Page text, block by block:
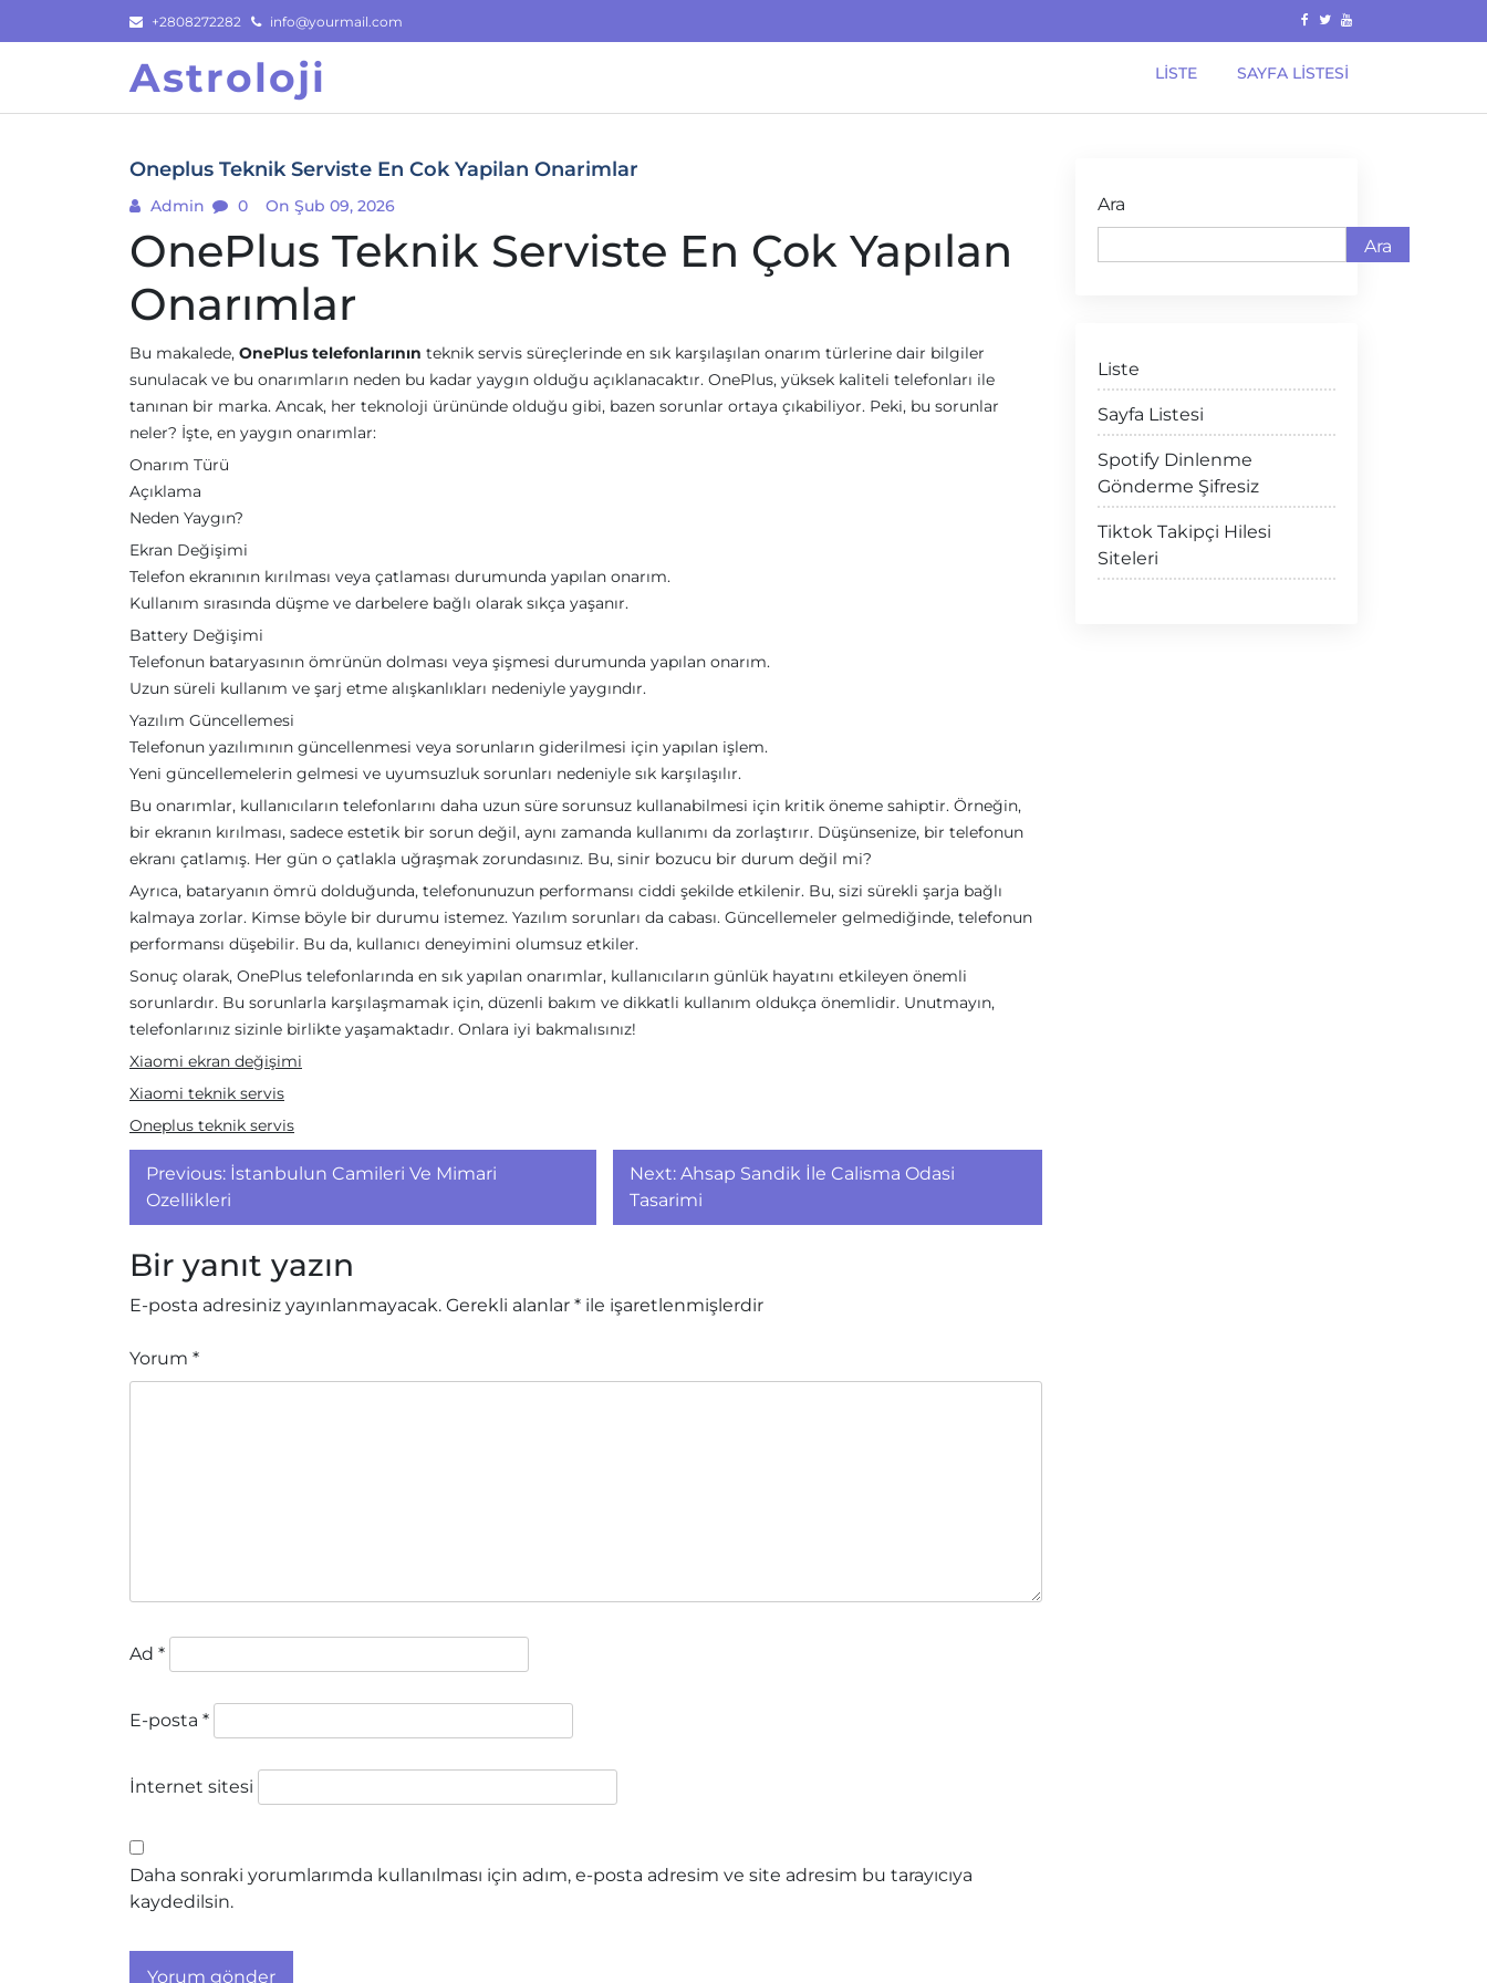
to
+2808272282 info@yourmail.com
Astroloji LISTE SAYFA LISTESI
Oneplus Teknik Serviste En Cok Yapilan Onarimlar
Admin 0 On Şub 09, 2026
OnePlus Teknik Serviste En Çok Yapılan
Onarımlar
Bu makalede, OnePlus telefonlarının teknik servis süreçlerinde en sık karşılaşılan onarım türlerine dair bilgiler
sunulacak ve bu onarımların neden bu kadar yaygın olduğu açıklanacaktır. OnePlus, yüksek kaliteli telefonları ile
tanınan bir marka. Ancak, her teknoloji ürününde olduğu gibi, bazen sorunlar ortaya çıkabiliyor. Peki, bu sorunlar
neler? İşte, en yaygın onarımlar:
Onarım Türü
Açıklama
Neden Yaygın?
Ekran Değişimi
Telefon ekranının kırılması veya çatlaması durumunda yapılan onarım.
Kullanım sırasında düşme ve darbelere bağlı olarak sıkça yaşanır.
Battery Değişimi
Telefonun bataryasının ömrünün dolması veya şişmesi durumunda yapılan onarım.
Uzun süreli kullanım ve şarj etme alışkanlıkları nedeniyle yaygındır.
Yazılım Güncellemesi
Telefonun yazılımının güncellenmesi veya sorunların giderilmesi için yapılan işlem.
Yeni güncellemelerin gelmesi ve uyumsuzluk sorunları nedeniyle sık karşılaşılır.
Bu onarımlar, kullanıcıların telefonlarını daha uzun süre sorunsuz kullanabilmesi için kritik öneme sahiptir. Örneğin,
bir ekranın kırılması, sadece estetik bir sorun değil, aynı zamanda kullanımı da zorlaştırır. Düşünsenize, bir telefonun
ekranı çatlamış. Her gün o çatlakla uğraşmak zorundasınız. Bu, sinir bozucu bir durum değil mi?
Ayrıca, bataryanın ömrü dolduğunda, telefonunuzun performansı ciddi şekilde etkilenir. Bu, sizi sürekli şarja bağlı
kalmaya zorlar. Kimse böyle bir durumu istemez. Yazılım sorunları da cabası. Güncellemeler gelmediğinde, telefonun
performansı düşebilir. Bu da, kullanıcı deneyimini olumsuz etkiler.
Sonuç olarak, OnePlus telefonlarında en sık yapılan onarımlar, kullanıcıların günlük hayatını etkileyen önemli
sorunlardır. Bu sorunlarla karşılaşmamak için, düzenli bakım ve dikkatli kullanım oldukça önemlidir. Unutmayın,
telefonlarınız sizinle birlikte yaşamaktadır. Onlara iyi bakmalısınız!
Xiaomi ekran değişimi
Xiaomi teknik servis
Oneplus teknik servis
Yazı
gezinmesi
Previous: İstanbulun Camileri Ve Mimari
Ozellikleri
Next: Ahsap Sandik İle Calisma Odasi
Tasarimi
Bir yanıt yazın
E-posta adresiniz yayınlanmayacak. Gerekli alanlar * ile işaretlenmişlerdir
Yorum *
Ad *
E-posta *
İnternet sitesi
Daha sonraki yorumlarımda kullanılması için adım, e-posta adresim ve site adresim bu tarayıcıya
kaydedilsin.
Ara
Ara
Liste
Sayfa Listesi
Spotify Dinlenme
Gönderme Şifresiz
Tiktok Takipçi Hilesi
Siteleri